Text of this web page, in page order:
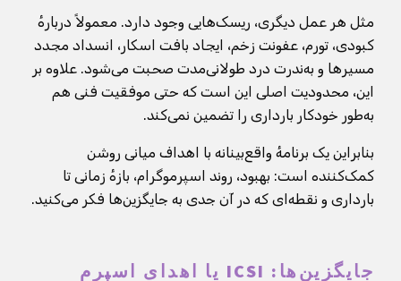
مثل هر عمل دیگری، ریسک‌هایی وجود دارد. معمولاً دربارهٔ
کبودی، تورم، عفونت زخم، ایجاد بافت اسکار، انسداد مجدد
مسیرها و به‌ندرت درد طولانی‌مدت صحبت می‌شود. علاوه بر
این، محدودیت اصلی این است که حتی موفقیت فنی هم
به‌طور خودکار بارداری را تضمین نمی‌کند.
بنابراین یک برنامهٔ واقع‌بینانه با اهداف میانی روشن
کمک‌کننده است: بهبود، روند اسپرموگرام، بازهٔ زمانی تا
بارداری و نقطه‌ای که در آن جدی به جایگزین‌ها فکر می‌کنید.
جایگزین‌ها: ICSI یا اهدای اسپرم